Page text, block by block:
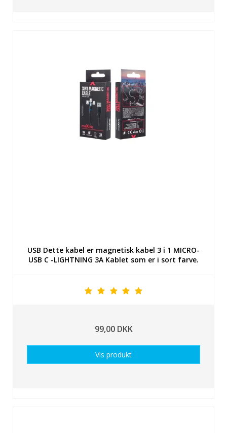
USB Dette kabel er magnetisk kabel 3 i 1 MICRO-
USB C -LIGHTNING 3A Kablet som er i sort farve.
99,00 DKK
Vis produkt